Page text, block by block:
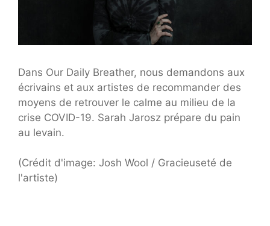
Dans Our Daily Breather, nous demandons aux
écrivains et aux artistes de recommander des
moyens de retrouver le calme au milieu de la
crise COVID-19. Sarah Jarosz prépare du pain
au levain.
(Crédit d'image: Josh Wool / Gracieuseté de
l'artiste)